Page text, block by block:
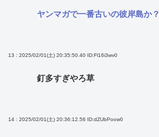
ヤンマガで一番古いの彼岸島か？
13 : 2025/02/01(土) 20:35:50.40 ID:Fl16i3wv0
釘多すぎやろ草
14 : 2025/02/01(土) 20:36:12.56 ID:dZUbPoow0